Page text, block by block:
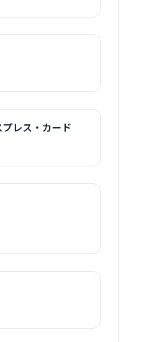
レス・カード